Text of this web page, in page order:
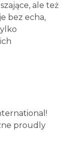
ale też
bez echa,
proudly